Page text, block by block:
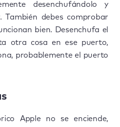
desenchufándolo y
También debes comprobar
bien. Desenchufa el
otra cosa en ese puerto,
probablemente el puerto
Apple no se enciende,